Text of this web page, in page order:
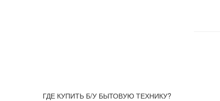
ГДЕ КУПИТЬ Б/У БЫТОВУЮ ТЕХНИКУ?